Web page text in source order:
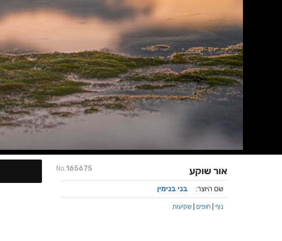
No.165675 אור שוקע
שם היוצר: בני בנימין
נוף חופים שקיעות